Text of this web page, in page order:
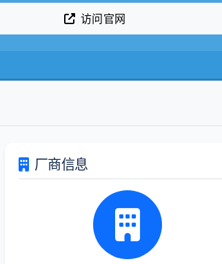
访问官网
厂商信息